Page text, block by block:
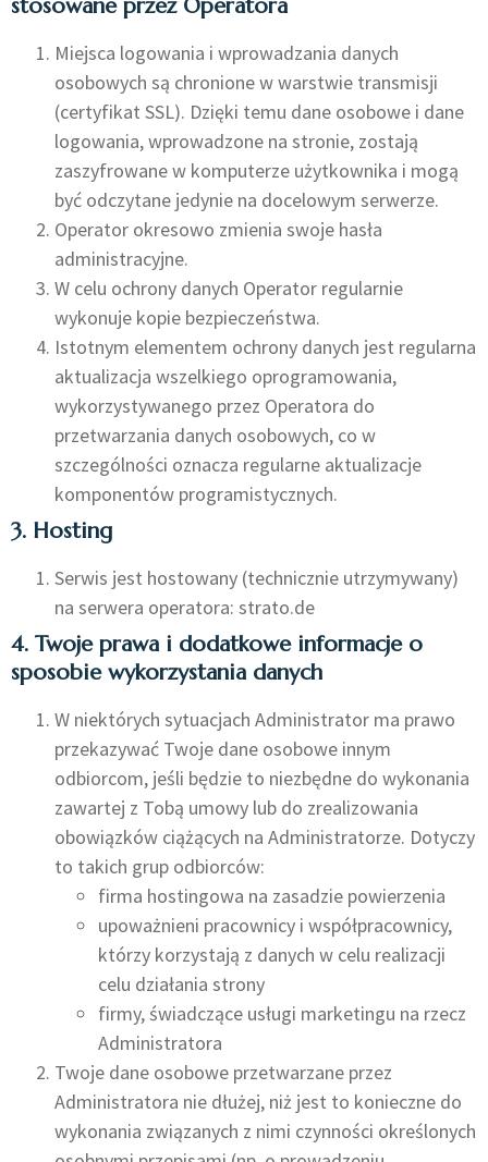
stosowane przez Operatora
Miejsca logowania i wprowadzania danych
osobowych są chronione w warstwie transmisji
(certyfikat SSL). Dzięki temu dane osobowe i dane
logowania, wprowadzone na stronie, zostają
zaszyfrowane w komputerze użytkownika i mogą
być odczytane jedynie na docelowym serwerze.
Operator okresowo zmienia swoje hasła
administracyjne.
W celu ochrony danych Operator regularnie
wykonuje kopie bezpieczeństwa.
Istotnym elementem ochrony danych jest regularna
aktualizacja wszelkiego oprogramowania,
wykorzystywanego przez Operatora do
przetwarzania danych osobowych, co w
szczególności oznacza regularne aktualizacje
komponentów programistycznych.
3. Hosting
Serwis jest hostowany (technicznie utrzymywany)
na serwera operatora: strato.de
4. Twoje prawa i dodatkowe informacje o
sposobie wykorzystania danych
W niektórych sytuacjach Administrator ma prawo
przekazywać Twoje dane osobowe innym
odbiorcom, jeśli będzie to niezbędne do wykonania
zawartej z Tobą umowy lub do zrealizowania
obowiązków ciążących na Administratorze. Dotyczy
to takich grup odbiorców:
firma hostingowa na zasadzie powierzenia
upoważnieni pracownicy i współpracownicy,
którzy korzystają z danych w celu realizacji
celu działania strony
firmy, świadczące usługi marketingu na rzecz
Administratora
Twoje dane osobowe przetwarzane przez
Administratora nie dłużej, niż jest to konieczne do
wykonania związanych z nimi czynności określonych